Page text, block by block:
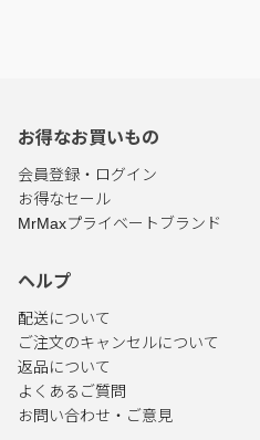
お得なお買いもの
会員登録・ログイン
お得なセール
MrMaxプライベートブランド
ヘルプ
配送について
ご注文のキャンセルについて
返品について
よくあるご質問
お問い合わせ・ご意見